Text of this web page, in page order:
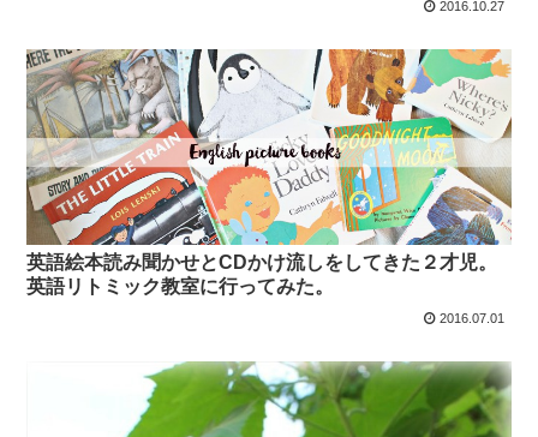
2016.10.27
英語絵本読み聞かせとCDかけ流しをしてきた２才児。
英語リトミック教室に行ってみた。
2016.07.01